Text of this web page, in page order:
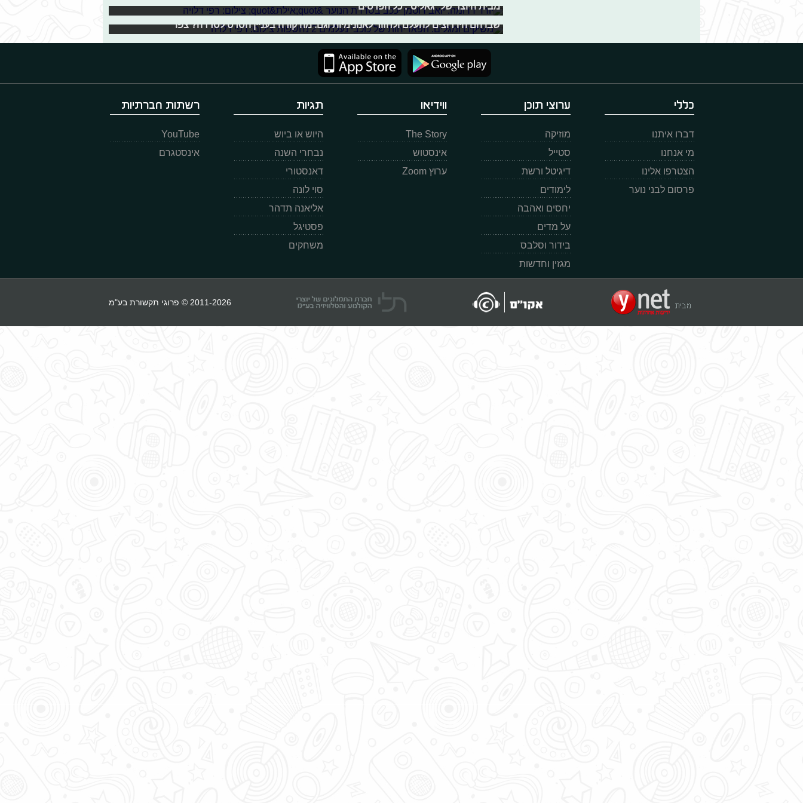
מבית היוצר של "גאליס". כל הפרטים
הצטרפנו להשקה הנחשקת של "נעלמים 2" וניסינו לגשש פרטים על הדמויות החדשות, על הרגעים
שבו הם היו רוצים להעלם ולחזור לאנונימיות וגם: מה קורה בעניין הסרט לסדרה? צפו
כללי
דברו איתנו
מי אנחנו
הצטרפו אלינו
פרסום לבני נוער
ערוצי תוכן
מוזיקה
סטייל
דיגיטל ורשת
לימודים
יחסים ואהבה
על מדים
בידור וסלבס
מגזין וחדשות
ווידיאו
The Story
אינסטוש
ערוץ Zoom
תגיות
היוש או ביוש
נבחרי השנה
דאנסטורי
סוי לונה
אליאנה תדהר
פסטיגל
משחקים
רשתות חברתיות
YouTube
אינסטגרם
2011-2026 © פרוגי תקשורת בע"מ